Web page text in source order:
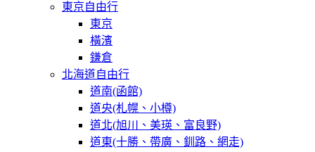
東京自由行
東京
橫濱
鎌倉
北海道自由行
道南(函館)
道央(札幌、小樽)
道北(旭川、美瑛、富良野)
道東(十勝、帶廣、釧路、網走)